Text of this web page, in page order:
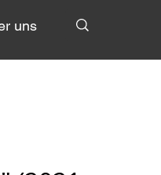
uns
uns